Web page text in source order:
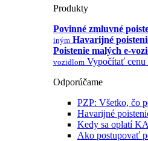
Produkty
Povinné zmluvné
iným Havarijné
Poistenie malých e-
vozidlom Vypočítať cenu
Odporúčame
PZP: Všetko, čo
Havarijné
Kedy sa oplatí
Ako postupovať